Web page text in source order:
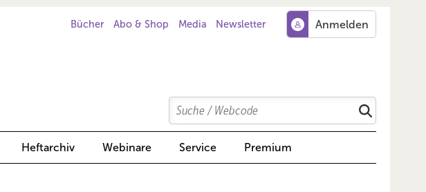
Bücher Abo & Shop Media Newsletter
Search
Suchen
Heftarchiv Webinare Service Premium